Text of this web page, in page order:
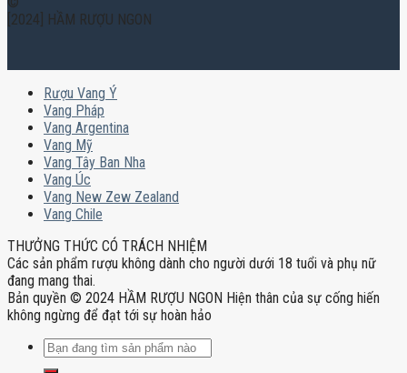
[2024] HẦM RƯỢU NGON
Rượu Vang Ý
Vang Pháp
Vang Argentina
Vang Mỹ
Vang Tây Ban Nha
Vang Úc
Vang New Zew Zealand
Vang Chile
THƯỞNG THỨC CÓ TRÁCH NHIỆM
Các sản phẩm rượu không dành cho người dưới 18 tuổi và phụ nữ
đang mang thai.
Bản quyền © 2024 HẦM RƯỢU NGON Hiện thân của sự cống hiến
không ngừng để đạt tới sự hoàn hảo
Tìm
kiếm: